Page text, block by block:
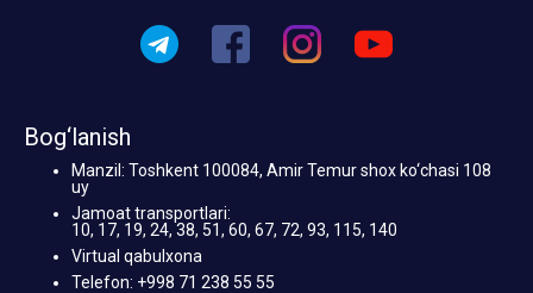
Bog‘lanish
Manzil: Toshkent 100084, Amir Temur shox ko‘chasi 108
uy
Jamoat transportlari:
10, 17, 19, 24, 38, 51, 60, 67, 72, 93, 115, 140
Virtual qabulxona
Telefon: +998 71 238 55 55